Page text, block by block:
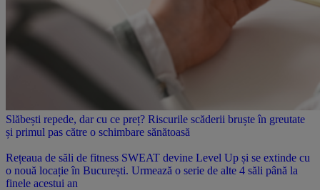
Slăbești repede, dar cu ce preț? Riscurile scăderii bruște în greutate
și primul pas către o schimbare sănătoasă
Rețeaua de săli de fitness SWEAT devine Level Up și se extinde cu
o nouă locație în București. Urmează o serie de alte 4 săli până la
finele acestui an